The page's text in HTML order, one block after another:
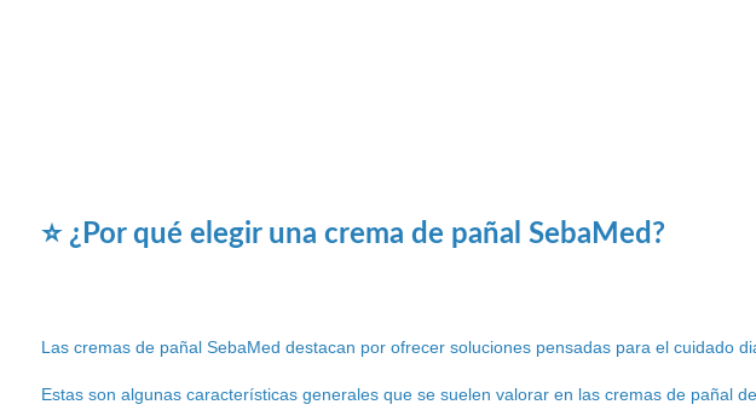
⭐ ¿Por qué elegir una crema de pañal SebaMed?
Las cremas de pañal SebaMed destacan por ofrecer soluciones pensadas para el cuidado
Estas son algunas características generales que se suelen valorar en las cremas de pañal